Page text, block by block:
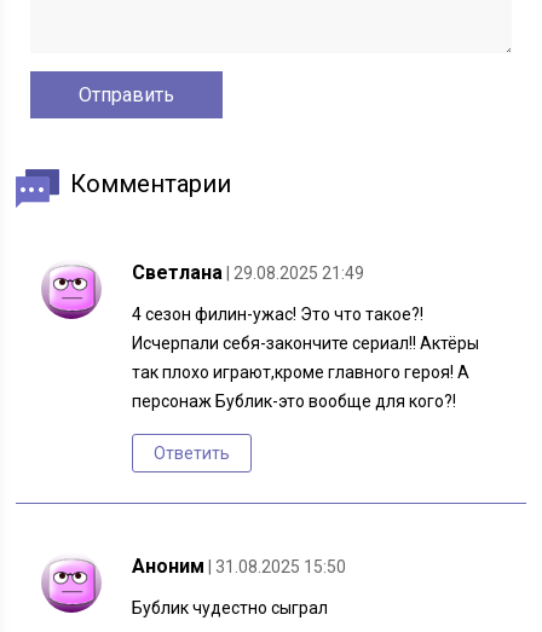
Комментарии
Светлана | 29.08.2025 21:49
4 сезон филин-ужас! Это что такое?!
Исчерпали себя-закончите сериал!! Актёры
так плохо играют,кроме главного героя! А
персонаж Бублик-это вообще для кого?!
Ответить
Аноним | 31.08.2025 15:50
Бублик чудестно сыграл